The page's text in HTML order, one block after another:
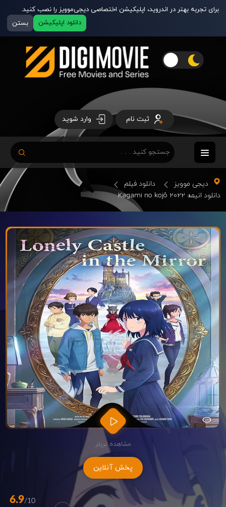
برای تجربه بهتر در اندروید، اپلیکیشن اختصاصی دیجی‌موویز را نصب کنید.
دانلود اپلیکیشن
بستن
ثبت نام وارد شوید
دیجی موویز
دانلود فیلم
دانلود انیمه Kagami no kojô 2022
مشاهده تریلر
پخش آنلاین
6.9/10